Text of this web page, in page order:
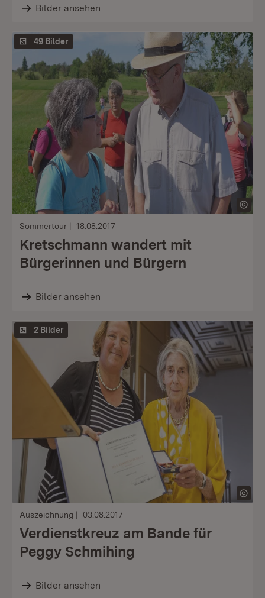
Bilder ansehen
49 Bilder
Sommertour 18.08.2017
Kretschmann wandert mit
Bürgerinnen und Bürgern
Bilder ansehen
2 Bilder
Auszeichnung 03.08.2017
Verdienstkreuz am Bande für
Peggy Schmihing
Bilder ansehen